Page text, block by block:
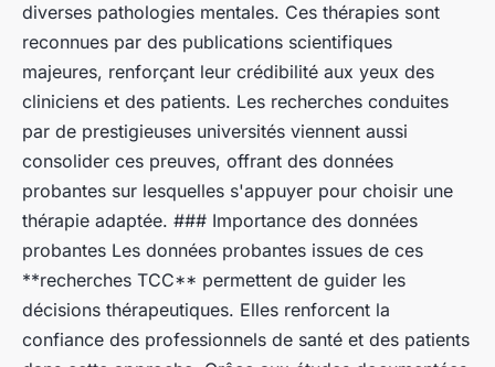
diverses pathologies mentales. Ces thérapies sont
reconnues par des publications scientifiques
majeures, renforçant leur crédibilité aux yeux des
cliniciens et des patients. Les recherches conduites
par de prestigieuses universités viennent aussi
consolider ces preuves, offrant des données
probantes sur lesquelles s'appuyer pour choisir une
thérapie adaptée. ### Importance des données
probantes Les données probantes issues de ces
**recherches TCC** permettent de guider les
décisions thérapeutiques. Elles renforcent la
confiance des professionnels de santé et des patients